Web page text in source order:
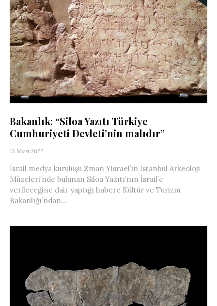
Bakanlık; “Siloa Yazıtı Türkiye
Cumhuriyeti Devleti’nin malıdır”
13 Mart 2022
İsrail medya kuruluşu Zman Yisrael’in İstanbul Arkeoloji
Müzeleri’nde bulunan Siloa Yazıtı’nın İsrail’e
verileceğine dair yaptığı habere Kültür ve Turizm
Bakanlığı’ndan...